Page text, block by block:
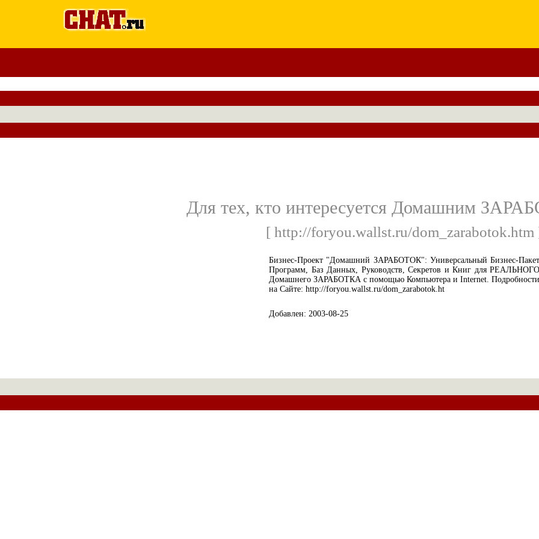
Для тех, кто интересуется Домашним
[ http://foryou.wallst.ru/dom_zarabotok.htm
Бизнес-Проект "Домашний ЗАРАБОТОК": Универсальный Бизнес-Пакет
Программ, Баз Данных, Руководств, Секретов и Книг для РЕАЛЬНОГО
Домашнего ЗАРАБОТКА с помощью Компьютера и Internet. Подробности
на Сайте: http://foryou.wallst.ru/dom_zarabotok.ht
Добавлен: 2003-08-25